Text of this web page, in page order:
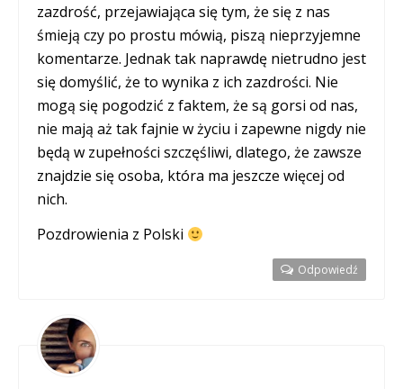
zazdrość, przejawiająca się tym, że się z nas
śmieją czy po prostu mówią, piszą nieprzyjemne
komentarze. Jednak tak naprawdę nietrudno jest
się domyślić, że to wynika z ich zazdrości. Nie
mogą się pogodzić z faktem, że są gorsi od nas,
nie mają aż tak fajnie w życiu i zapewne nigdy nie
będą w zupełności szczęśliwi, dlatego, że zawsze
znajdzie się osoba, która ma jeszcze więcej od
nich.
Pozdrowienia z Polski
Odpowiedź